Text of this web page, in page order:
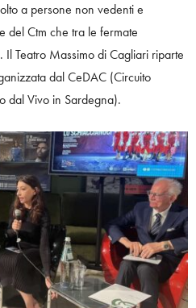
a persone non vedenti e
del Ctm che tra le fermate
Il Teatro Massimo di Cagliari riparte
dal CeDAC (Circuito
dal Vivo in Sardegna).